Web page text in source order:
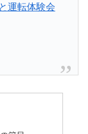
運転体験会